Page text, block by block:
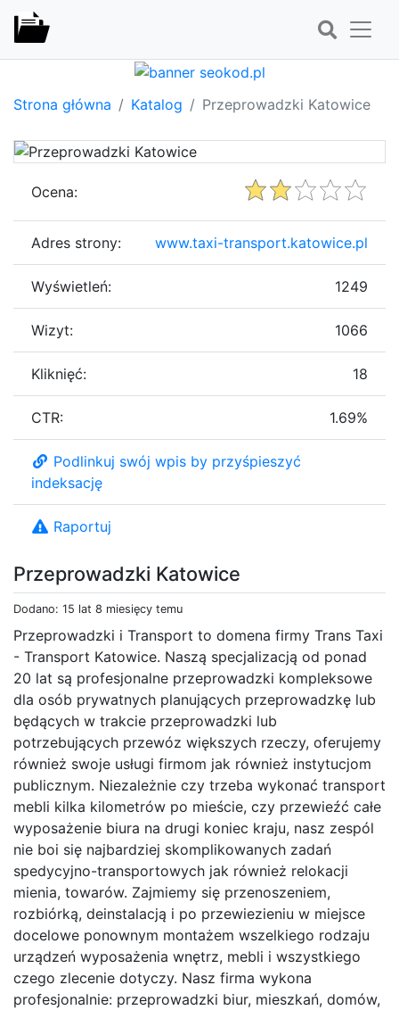
Strona główna Katalog Przeprowadzki Katowice
Przeprowadzki Katowice
Dodano: 15 lat 8 miesięcy temu
Przeprowadzki i Transport to domena firmy Trans Taxi
- Transport Katowice. Naszą specjalizacją od ponad
20 lat są profesjonalne przeprowadzki kompleksowe
dla osób prywatnych planujących przeprowadzkę lub
będących w trakcie przeprowadzki lub
potrzebujących przewóz większych rzeczy, oferujemy
również swoje usługi firmom jak również instytucjom
publicznym. Niezależnie czy trzeba wykonać transport
mebli kilka kilometrów po mieście, czy przewieźć całe
wyposażenie biura na drugi koniec kraju, nasz zespól
nie boi się najbardziej skomplikowanych zadań
spedycyjno-transportowych jak również relokacji
mienia, towarów. Zajmiemy się przenoszeniem,
rozbiórką, deinstalacją i po przewiezieniu w miejsce
docelowe ponownym montażem wszelkiego rodzaju
urządzeń wyposażenia wnętrz, mebli i wszystkiego
czego zlecenie dotyczy. Nasz firma wykona
profesjonalnie: przeprowadzki biur, mieszkań, domów,
Ocena:
Adres strony: www.taxi-transport.katowice.pl
Wyświetleń: 1249
Wizyt: 1066
Kliknięć: 18
CTR: 1.69%
Podlinkuj swój wpis by przyśpieszyć
indeksację
Raportuj